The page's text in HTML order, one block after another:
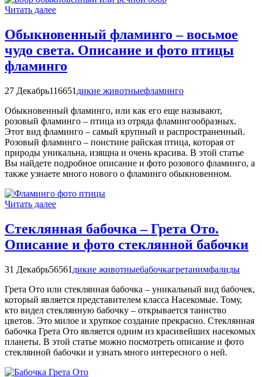
Читать далее
Обыкновенный фламинго – восьмое
чудо света. Описание и фото птицы
фламинго
27 Декабрь116651 дикие животныефламинго
Обыкновенный фламинго, или как его еще называют,
розовый фламинго – птица из отряда фламингообразных.
Этот вид фламинго – самый крупный и распространенный.
Розовый фламинго – поистине райская птица, которая от
природы уникальна, изящна и очень красива. В этой статье
Вы найдете подробное описание и фото розового фламинго, а
также узнаете много нового о фламинго обыкновенном.
Читать далее
Стеклянная бабочка – Грета Ото.
Описание и фото стеклянной бабочки
31 Декабрь56561 дикие животныебабочкагретанимфалиды
Грета Ото или стеклянная бабочка – уникальный вид бабочек,
который является представителем класса Насекомые. Тому,
кто видел стеклянную бабочку – открывается таинство
цветов. Это милое и хрупкое создание прекрасно. Стеклянная
бабочка Грета Ото является одним из красивейших насекомых
планеты. В этой статье можно посмотреть описание и фото
стеклянной бабочки и узнать много интересного о ней.